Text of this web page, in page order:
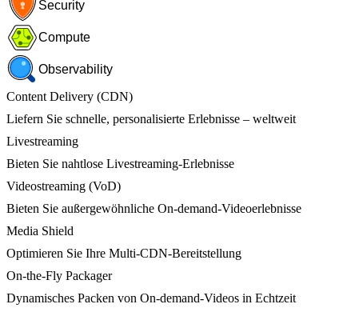
Security
Compute
Observability
Content Delivery (CDN)
Liefern Sie schnelle, personalisierte Erlebnisse – weltweit
Livestreaming
Bieten Sie nahtlose Livestreaming-Erlebnisse
Videostreaming (VoD)
Bieten Sie außergewöhnliche On-demand-Videoerlebnisse
Media Shield
Optimieren Sie Ihre Multi-CDN-Bereitstellung
On-the-Fly Packager
Dynamisches Packen von On-demand-Videos in Echtzeit